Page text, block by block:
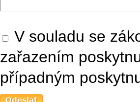
V souladu se
zařazením
případným